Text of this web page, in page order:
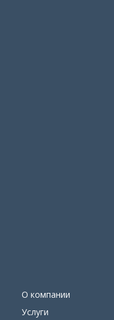
О компании
Услуги